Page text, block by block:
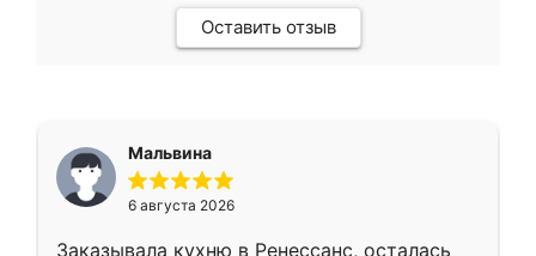
Оставить отзыв
Мальвина
6 августа 2026
Заказывала кухню в Ренессанс, осталась